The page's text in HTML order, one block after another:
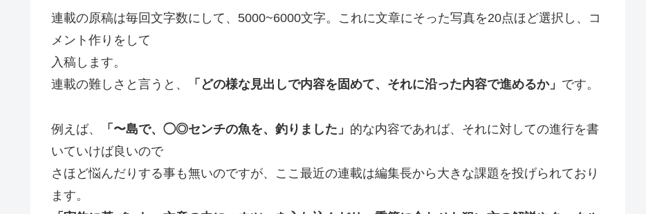
連載の原稿は毎回文字数にして、5000~6000文字。これに文章にそった写真を20点ほど選択し、コ
メント作りをして
入稿します。
連載の難しさと言うと、
「どの様な見出しで内容を固めて、それに沿った内容で進めるか」 です。
例えば、 「〜島で、◯◎センチの魚を、釣りました」 的な内容であれば、それに対しての進行を書
いていけば良いので
さほど悩んだりする事も無いのですが、ここ最近の連載は編集長から大きな課題を投げられており
ます。